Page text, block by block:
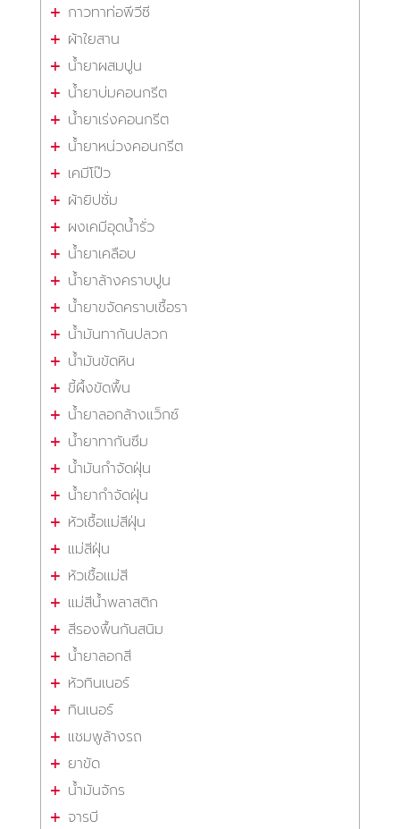
กาวทาท่อพีวีซี
ผ้าใยสาน
น้ำยาผสมปูน
น้ำยาบ่มคอนกรีต
น้ำยาเร่งคอนกรีต
น้ำยาหน่วงคอนกรีต
เคมีโป๊ว
ผ้ายิปซั่ม
ผงเคมีอุดน้ำรั่ว
น้ำยาเคลือบ
น้ำยาล้างคราบปูน
น้ำยาขจัดคราบเชื้อรา
น้ำมันทากันปลวก
น้ำมันขัดหิน
ขี้ผึ้งขัดพื้น
น้ำยาลอกล้างแว็กซ์
น้ำยาทากันซึม
น้ำมันกำจัดฝุ่น
น้ำยากำจัดฝุ่น
หัวเชื้อแม่สีฝุ่น
แม่สีฝุ่น
หัวเชื้อแม่สี
แม่สีน้ำพลาสติก
สีรองพื้นกันสนิม
น้ำยาลอกสี
หัวทินเนอร์
ทินเนอร์
แชมพูล้างรถ
ยาขัด
น้ำมันจักร
จารบี